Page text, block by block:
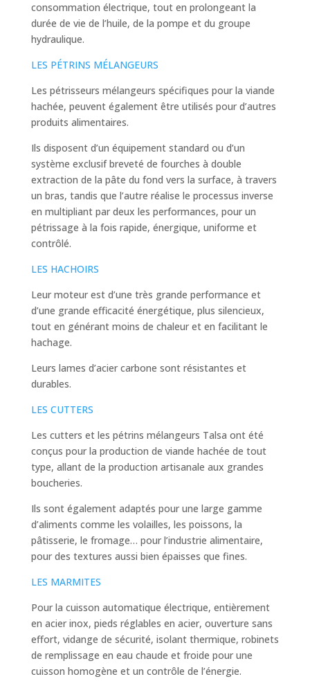
consommation électrique, tout en prolongeant la
durée de vie de l’huile, de la pompe et du groupe
hydraulique.
LES PÉTRINS MÉLANGEURS
Les pétrisseurs mélangeurs spécifiques pour la viande
hachée, peuvent également être utilisés pour d’autres
produits alimentaires.
Ils disposent d’un équipement standard ou d’un
système exclusif breveté de fourches à double
extraction de la pâte du fond vers la surface, à travers
un bras, tandis que l’autre réalise le processus inverse
en multipliant par deux les performances, pour un
pétrissage à la fois rapide, énergique, uniforme et
contrôlé.
LES HACHOIRS
Leur moteur est d’une très grande performance et
d’une grande efficacité énergétique, plus silencieux,
tout en générant moins de chaleur et en facilitant le
hachage.
Leurs lames d’acier carbone sont résistantes et
durables.
LES CUTTERS
Les cutters et les pétrins mélangeurs Talsa ont été
conçus pour la production de viande hachée de tout
type, allant de la production artisanale aux grandes
boucheries.
Ils sont également adaptés pour une large gamme
d’aliments comme les volailles, les poissons, la
pâtisserie, le fromage… pour l’industrie alimentaire,
pour des textures aussi bien épaisses que fines.
LES MARMITES
Pour la cuisson automatique électrique, entièrement
en acier inox, pieds réglables en acier, ouverture sans
effort, vidange de sécurité, isolant thermique, robinets
de remplissage en eau chaude et froide pour une
cuisson homogène et un contrôle de l’énergie.